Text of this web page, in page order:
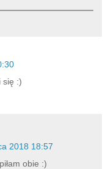
się :)
2018 18:57
obie :)